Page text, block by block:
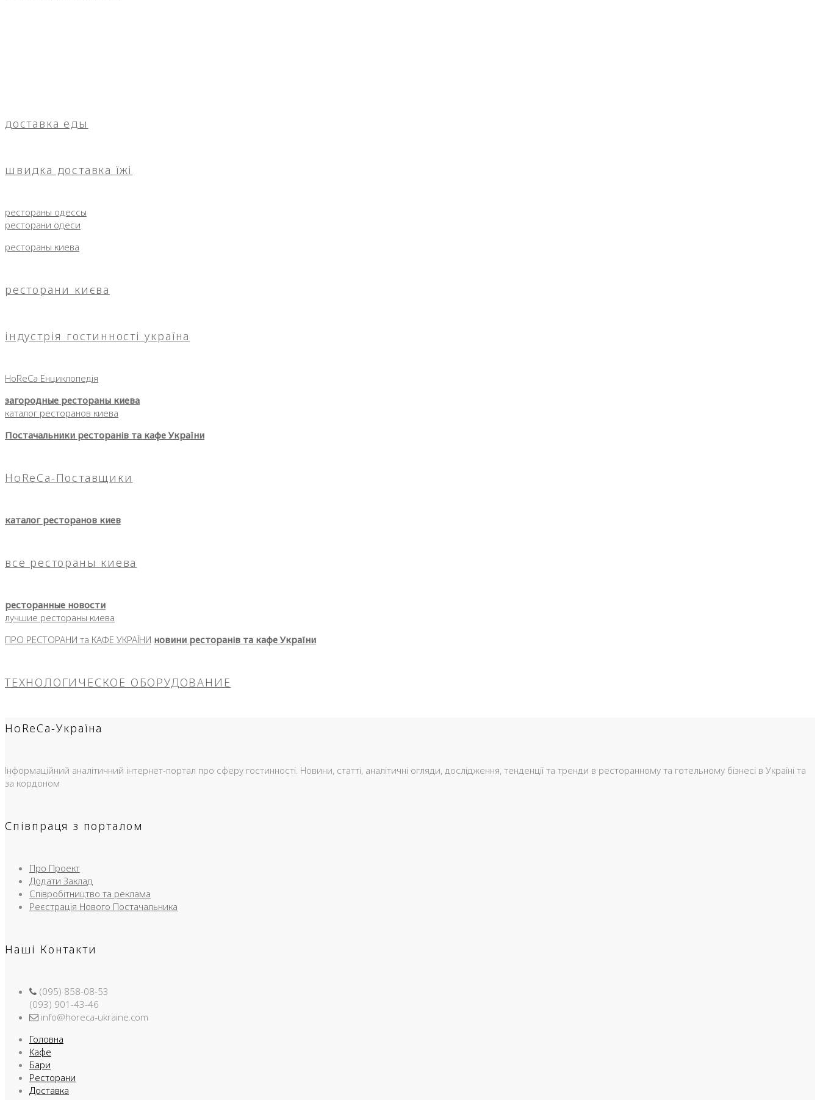
доставка еды
швидка доставка їжі
рестораны одессы
ресторани одеси
рестораны киева
ресторани києва
індустрія гостинності україна
HoReCa Енциклопедія
загородные рестораны киева
каталог ресторанов киева
Постачальники ресторанів та кафе України
HoReCa-Поставщики
каталог ресторанов киев
все рестораны киева
ресторанные новости
лучшие рестораны киева
ПРО РЕСТОРАНИ та КАФЕ УКРАЇНИ новини ресторанів та кафе України
ТЕХНОЛОГИЧЕСКОЕ ОБОРУДОВАНИЕ
HoReCa-Україна
Інформаційний аналітичний інтернет-портал про сферу гостинності. Новини, статті, аналітичні огляди, дослідження, тенденції та тренди в ресторанному та готельному бізнесі в Україні та
за кордоном
Співпраця з порталом
Про Проект
Додати Заклад
Співробітництво та реклама
Реєстрація Нового Постачальника
Наші Контакти
(095) 858-08-53
(093) 901-43-46
info@horeca-ukraine.com
Головна
Кафе
Бари
Ресторани
Доставка